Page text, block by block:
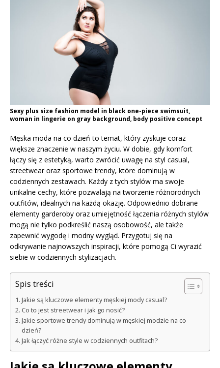
Sexy plus size fashion model in black one-piece swimsuit,
woman in lingerie on gray background, body positive concept
Męska moda na co dzień to temat, który zyskuje coraz
większe znaczenie w naszym życiu. W dobie, gdy komfort
łączy się z estetyką, warto zwrócić uwagę na styl casual,
streetwear oraz sportowe trendy, które dominują w
codziennych zestawach. Każdy z tych stylów ma swoje
unikalne cechy, które pozwalają na tworzenie różnorodnych
outfitów, idealnych na każdą okazję. Odpowiednio dobrane
elementy garderoby oraz umiejętność łączenia różnych stylów
mogą nie tylko podkreślić naszą osobowość, ale także
zapewnić wygodę i modny wygląd. Przygotuj się na
odkrywanie najnowszych inspiracji, które pomogą Ci wyrazić
siebie w codziennych stylizacjach.
Spis treści
Jakie są kluczowe elementy męskiej mody casual?
Co to jest streetwear i jak go nosić?
Jakie sportowe trendy dominują w męskiej modzie na co
dzień?
Jak łączyć różne style w codziennych outfitach?